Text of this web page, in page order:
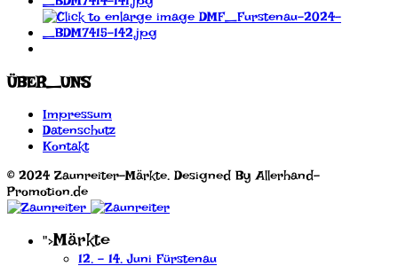
ÜBER_UNS
Impressum
Datenschutz
Kontakt
© 2024 Zaunreiter-Märkte. Designed By Allerhand-
Promotion.de
">Märkte
12. - 14. Juni Fürstenau